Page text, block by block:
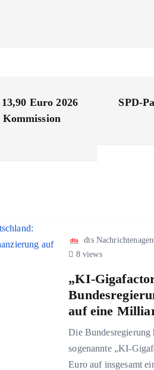
Euro 2026
Kommission
SPD-
dts
8 views
„KI-
auf eine
Die Bundesregierung
sogenannte „KI-
Euro auf insgesamt